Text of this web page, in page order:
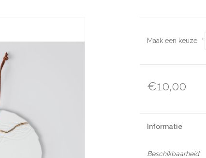
Maak een keuze: *
€10,00
Informatie
Beschikbaarheid: